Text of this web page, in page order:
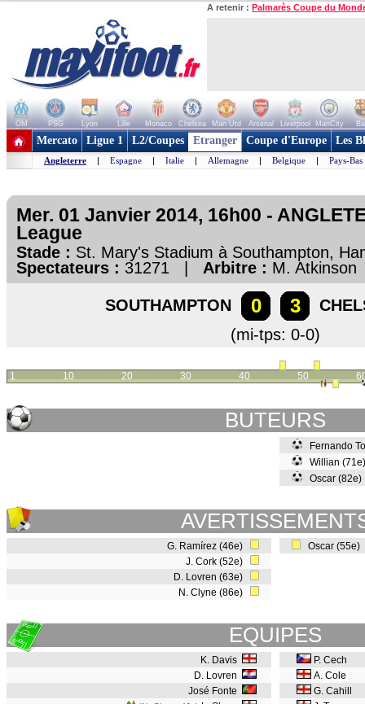
A retenir : Palmarès Coupe du
OM PSG Lyon Lille Monaco Chelsea Man Utd Arsenal Liverpool ManCity
+ de clubs
Mercato Ligue 1 L2/Coupes Etranger Coupe d'Europe Les
Angleterre | Espagne | Italie | Allemagne | Belgique | Pays-Bas
Mer. 01 Janvier 2014, 16h00 -
League
Stade : St. Mary's Stadium à Southampton,
Spectateurs : 31271 | Arbitre : M. Atkinson
SOUTHAMPTON 0 3
(mi-tps: 0-0)
1 10 20 30 40 50
BUTEURS
Fernando
Willian
Oscar
G. Ramírez (46e)
J. Cork (52e)
D. Lovren (63e)
N. Clyne (86e)
Oscar (55e)
EQUIPES
K. Davis
D. Lovren
José Fonte
P. Cech
A. Cole
G. Cahill